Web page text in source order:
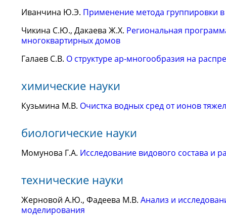
Иванчина Ю.Э. Применение метода группировки
Чикина С.Ю., Дакаева Ж.Х. Региональная
многоквартирных домов
Галаев С.В. О структуре ap-многообразия на
химические науки
Кузьмина М.В. Очистка водных сред от ионов
биологические науки
Момунова Г.А. Исследование видового состава и
технические науки
Жерновой А.Ю., Фадеева М.В. Анализ и
моделирования